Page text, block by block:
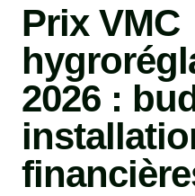
Prix VMC
2026 :